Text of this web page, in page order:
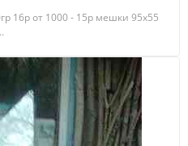
16р от 1000 - 15р мешки 95х55